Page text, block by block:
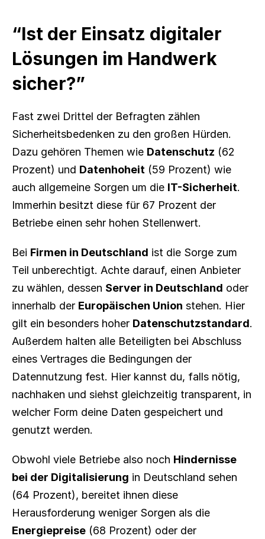
“Ist der Einsatz digitaler
Lösungen im Handwerk
sicher?”
Fast zwei Drittel der Befragten zählen
Sicherheitsbedenken zu den großen Hürden.
Dazu gehören Themen wie Datenschutz (62
Prozent) und Datenhoheit (59 Prozent) wie
auch allgemeine Sorgen um die IT-Sicherheit.
Immerhin besitzt diese für 67 Prozent der
Betriebe einen sehr hohen Stellenwert.
Bei Firmen in Deutschland ist die Sorge zum
Teil unberechtigt. Achte darauf, einen Anbieter
zu wählen, dessen Server in Deutschland oder
innerhalb der Europäischen Union stehen. Hier
gilt ein besonders hoher Datenschutzstandard.
Außerdem halten alle Beteiligten bei Abschluss
eines Vertrages die Bedingungen der
Datennutzung fest. Hier kannst du, falls nötig,
nachhaken und siehst gleichzeitig transparent, in
welcher Form deine Daten gespeichert und
genutzt werden.
Obwohl viele Betriebe also noch Hindernisse
bei der Digitalisierung in Deutschland sehen
(64 Prozent), bereitet ihnen diese
Energiepreise